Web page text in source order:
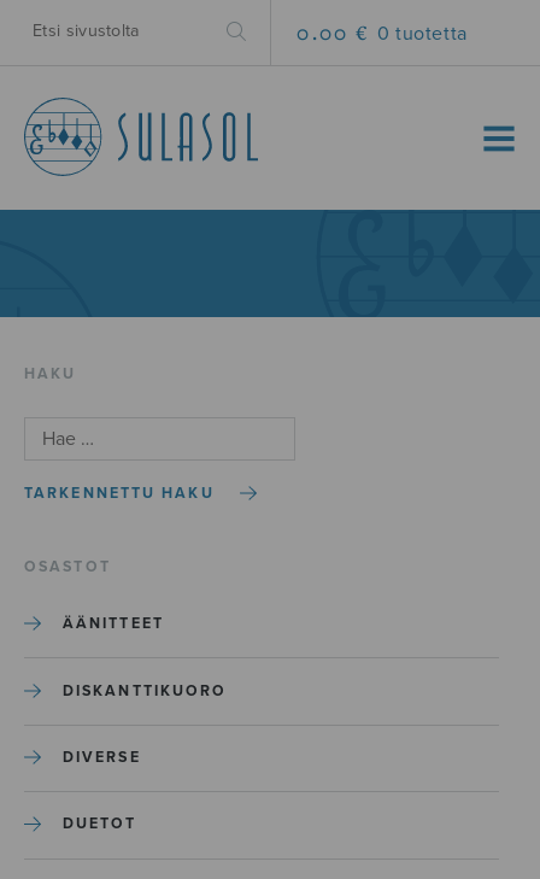
0.00 € 0 tuotetta
MENU
HAKU
TARKENNETTU HAKU
OSASTOT
ÄÄNITTEET
DISKANTTIKUORO
DIVERSE
DUETOT